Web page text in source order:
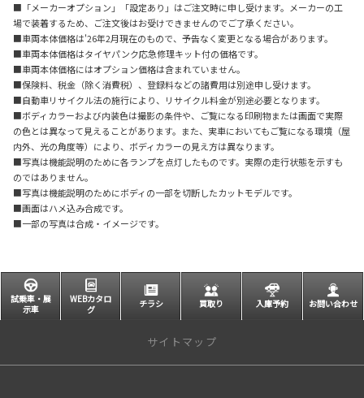
■「メーカーオプション」「設定あり」はご注文時に申し受けます。メーカーの工
場で装着するため、ご注文後はお受けできませんのでご了承ください。
■車両本体価格は'26年2月現在のもので、予告なく変更となる場合があります。
■車両本体価格はタイヤパンク応急修理キット付の価格です。
■車両本体価格にはオプション価格は含まれていません。
■保険料、税金（除く消費税）、登録料などの諸費用は別途申し受けます。
■自動車リサイクル法の施行により、リサイクル料金が別途必要となります。
■ボディカラーおよび内装色は撮影の条件や、ご覧になる印刷物または画面で実際
の色とは異なって見えることがあります。また、実車においてもご覧になる環境（屋
内外、光の角度等）により、ボディカラーの見え方は異なります。
■写真は機能説明のために各ランプを点灯したものです。実際の走行状態を示すも
のではありません。
■写真は機能説明のためにボディの一部を切断したカットモデルです。
■画面はハメ込み合成です。
■一部の写真は合成・イメージです。
試乗車・展
示車
WEBカタロ
グ
チラシ 買取り 入庫予約 お問い合わせ
サイトマップ